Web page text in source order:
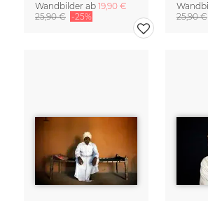
Wandbilder ab 19,90 €
25,90 € -25%
25,90 €